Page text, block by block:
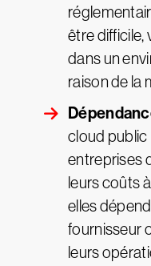
être difficile,
dans un
raison de la
cloud public
entreprises
leurs coûts
elles
fournisseur
leurs